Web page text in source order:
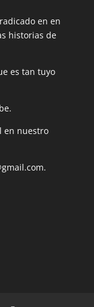
en en
historias de
es tan tuyo
en nuestro